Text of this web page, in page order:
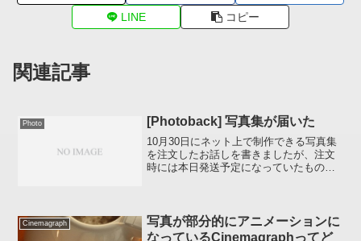
LINE
コピー
関連記事
Photo [Photoback] 写真集が届いた
10月30日にネット上で制作できる写真集
を注文したお話しを書きましたが、注文
時には本日発送予定になっていたものが
大歓迎。さっそ...
Cinemagraph
写真が部分的にアニメーションに
なっているCinemagraphってど